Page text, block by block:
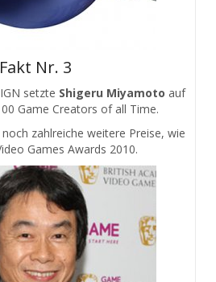
Fakt Nr. 3
setzte Shigeru Miyamoto auf
Game Creators of all Time.
zahlreiche weitere Preise, wie
Games Awards 2010.